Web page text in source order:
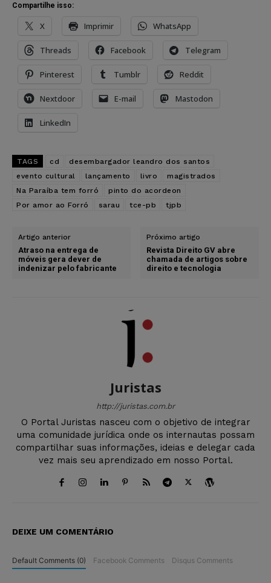
Compartilhe isso:
X Imprimir WhatsApp
Threads Facebook Telegram
Pinterest Tumblr Reddit
Nextdoor E-mail Mastodon
LinkedIn
TAGS cd
desembargador leandro dos santos
evento cultural
lançamento livro
magistrados
Na Paraíba tem forró
pinto do acordeon
Por amor ao Forró
sarau tce-pb tjpb
Artigo anterior
Atraso na entrega de
móveis gera dever de
indenizar pelo fabricante
Próximo artigo
Revista Direito GV abre
chamada de artigos sobre
direito e tecnologia
Juristas
http://juristas.com.br
O Portal Juristas nasceu com o objetivo de integrar
uma comunidade jurídica onde os internautas possam
compartilhar suas informações, ideias e delegar cada
vez mais seu aprendizado em nosso Portal.
DEIXE UM COMENTÁRIO
Default Comments (0) Facebook Comments Disqus Comments